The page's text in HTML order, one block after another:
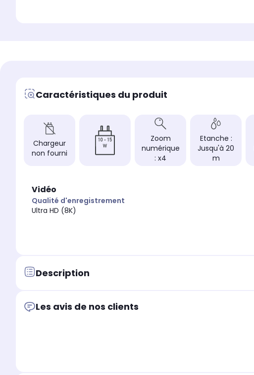
Caractéristiques du produit
Chargeur
non fourni
Zoom
numérique
: x4
Etanche :
Jusqu'à 20
m
Vidéo
Qualité d'enregistrement
Ultra HD (8K)
Description
Les avis de nos clients